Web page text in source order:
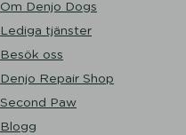
Om Denjo Dogs
Lediga tjänster
Besök oss
Denjo Repair Shop
Second Paw
Blogg